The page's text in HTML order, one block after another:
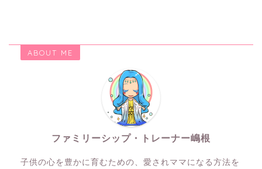
ABOUT ME
ファミリーシップ・トレーナー嶋根
子供の心を豊かに育むための、愛されママになる方法を